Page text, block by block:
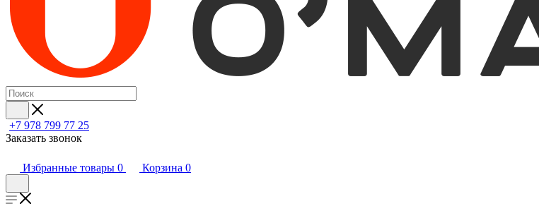
+7 978 799 77 25
Заказать звонок
Избранные товары 0 Корзина 0